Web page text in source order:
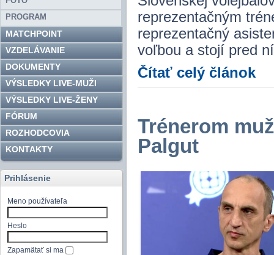
PROGRAM
MATCHPOINT
VZDELÁVANIE
DOKUMENTY
VÝSLEDKY LIVE-MUŽI
VÝSLEDKY LIVE-ŽENY
FÓRUM
ROZHODCOVIA
KONTAKTY
Prihlásenie
Meno používateľa
Heslo
Zapamätať si ma
reprezentačným
reprezentačný
voľbou a stojí pred
Čítať celý článok
Trénerom
Palgut